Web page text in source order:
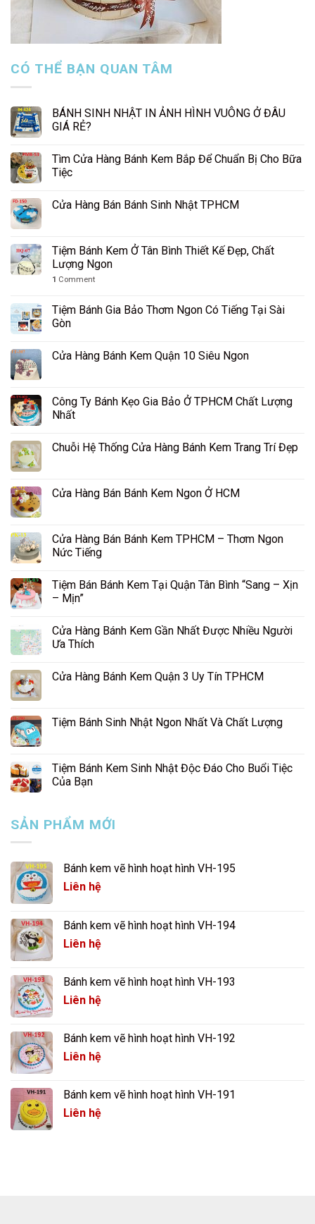
CÓ THỂ BẠN QUAN TÂM
BÁNH SINH NHẬT IN ẢNH HÌNH VUÔNG Ở ĐÂU
GIÁ RẺ?
Tìm Cửa Hàng Bánh Kem Bắp Để Chuẩn Bị Cho Bữa
Tiệc
Cửa Hàng Bán Bánh Sinh Nhật TPHCM
Tiệm Bánh Kem Ở Tân Bình Thiết Kế Đẹp, Chất
Lượng Ngon
1 Comment
Tiệm Bánh Gia Bảo Thơm Ngon Có Tiếng Tại Sài
Gòn
Cửa Hàng Bánh Kem Quận 10 Siêu Ngon
Công Ty Bánh Kẹo Gia Bảo Ở TPHCM Chất Lượng
Nhất
Chuỗi Hệ Thống Cửa Hàng Bánh Kem Trang Trí Đẹp
Cửa Hàng Bán Bánh Kem Ngon Ở HCM
Cửa Hàng Bán Bánh Kem TPHCM – Thơm Ngon
Nức Tiếng
Tiệm Bán Bánh Kem Tại Quận Tân Bình “Sang – Xịn
– Mịn”
Cửa Hàng Bánh Kem Gần Nhất Được Nhiều Người
Ưa Thích
Cửa Hàng Bánh Kem Quận 3 Uy Tín TPHCM
Tiệm Bánh Sinh Nhật Ngon Nhất Và Chất Lượng
Tiệm Bánh Kem Sinh Nhật Độc Đáo Cho Buổi Tiệc
Của Bạn
SẢN PHẨM MỚI
Bánh kem vẽ hình hoạt hình VH-195
Liên hệ
Bánh kem vẽ hình hoạt hình VH-194
Liên hệ
Bánh kem vẽ hình hoạt hình VH-193
Liên hệ
Bánh kem vẽ hình hoạt hình VH-192
Liên hệ
Bánh kem vẽ hình hoạt hình VH-191
Liên hệ